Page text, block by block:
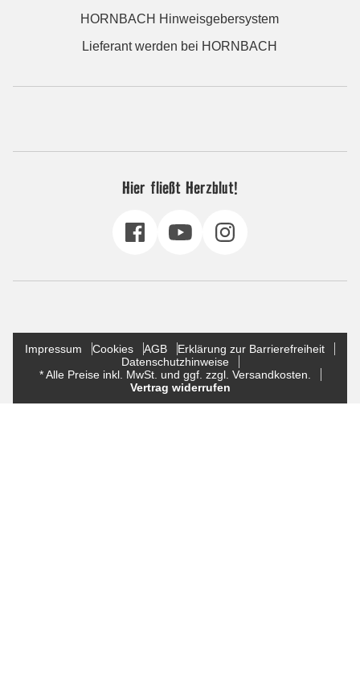
HORNBACH Hinweisgebersystem
Lieferant werden bei HORNBACH
Hier fließt Herzblut!
Impressum Cookies AGB
Erklärung zur Barrierefreiheit
Datenschutzhinweise
* Alle Preise inkl. MwSt. und ggf. zzgl. Versandkosten.
Vertrag widerrufen